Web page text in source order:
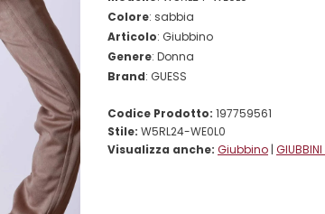
Colore: sabbia
Articolo: Giubbino
Genere: Donna
Brand: GUESS
Codice Prodotto: 197759561
Stile: W5RL24-WE0L0
Visualizza anche: Giubbino |